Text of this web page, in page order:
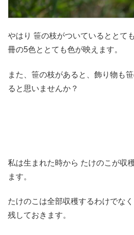
やはり 笹の枝がついているととて
冊の5色ととても色が映えます。
また、笹の枝があると、飾り物も
ると思いませんか？
私は生まれた時から たけのこが収
ます。
たけのこは全部収穫するわけでな
残しておきます。